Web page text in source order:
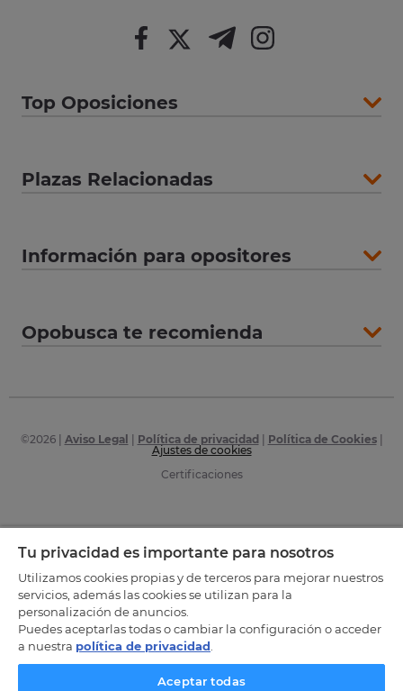
Top Oposiciones
Plazas Relacionadas
Información para opositores
Opobusca te recomienda
©2026| Aviso Legal Política de privacidad Política de Cookies|
Ajustes de cookies
Certificaciones
Tu privacidad es importante para nosotros
Utilizamos cookies propias y de terceros para mejorar nuestros
servicios, además las cookies se utilizan para la
personalización de anuncios.
Puedes aceptarlas todas o cambiar la configuración o acceder
a nuestra política de privacidad
Aceptar todas